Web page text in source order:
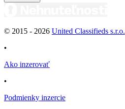
© 2015 - 2026 United Classifieds s.r.o.
•
Ako inzerovať
•
Podmienky inzercie